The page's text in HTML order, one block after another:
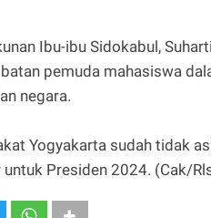
Ibu-ibu Sidokabul,
pemuda mahasiswa
negara.
Yogyakarta sudah tidak
Presiden 2024. (Cak/